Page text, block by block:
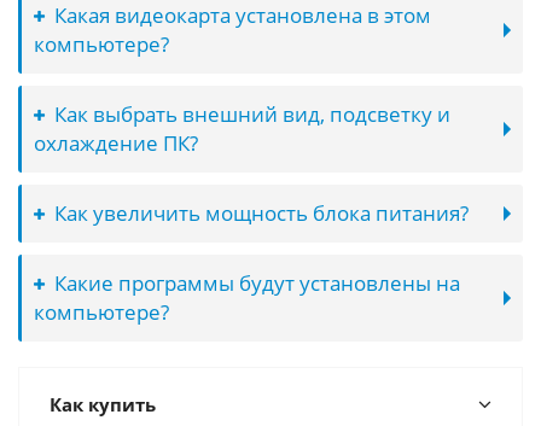
Какая видеокарта установлена в этом
компьютере?
Как выбрать внешний вид, подсветку и
охлаждение ПК?
Как увеличить мощность блока питания?
Какие программы будут установлены на
компьютере?
Как купить